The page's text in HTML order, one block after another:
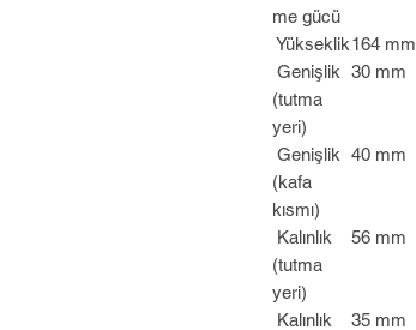
me gücü
Yükseklik164 mm
Genişlik
(tutma
yeri)
30 mm
Genişlik
(kafa
kısmı)
40 mm
Kalınlık
(tutma
yeri)
56 mm
Kalınlık
35 mm